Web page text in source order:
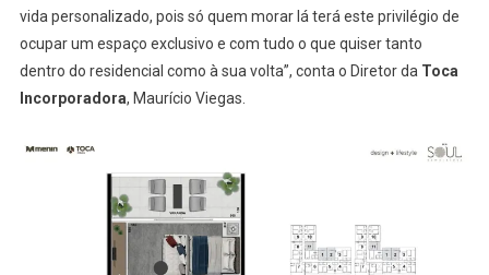
vida personalizado, pois só quem morar lá terá este privilégio de
ocupar um espaço exclusivo e com tudo o que quiser tanto
dentro do residencial como à sua volta”, conta o Diretor da Toca
Incorporadora, Maurício Viegas.